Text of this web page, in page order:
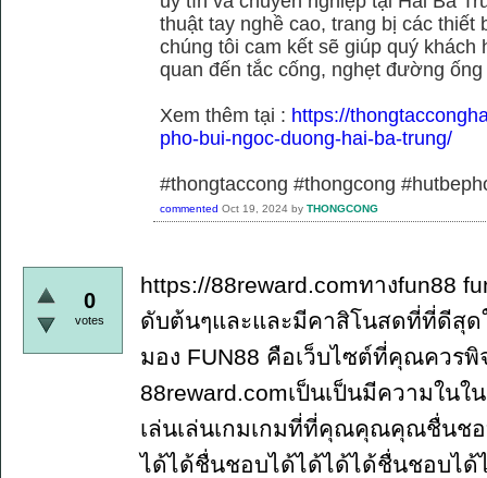
thuật tay nghề cao, trang bị các thiết
chúng tôi cam kết sẽ giúp quý
quan đến tắc cống, nghẹt đường
Xem thêm tại : https://
pho-bui-ngoc-duong-hai-ba-trung/
#thongtaccong #thongcong
commented Oct 19, 2024 by THONGCONG
0
votes
https://88reward.comทางfun88
ดับต้นๆและและมีคาสิโนสดที่ที่ดีสุ
มอง FUN88 คือเว็บไซต์ที่คุณควร
88reward.comเป็นเป็นมีความใน
เล่นเล่นเกมเกมที่ที่คุณคุณคุณชื่นช
ได้ได้ชื่นชอบได้ได้ได้ได้ชื่นชอบได้